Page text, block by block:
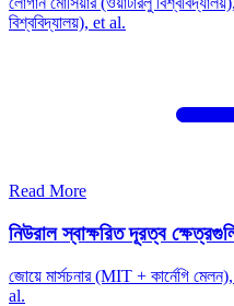
বিশ্ববিদ্যালয়), et al.
Read More
নিউরাল স্বাক্ষরিত দূরত্ব
জোয়ে মার্সচনার (MIT + কার্নেগি
al.